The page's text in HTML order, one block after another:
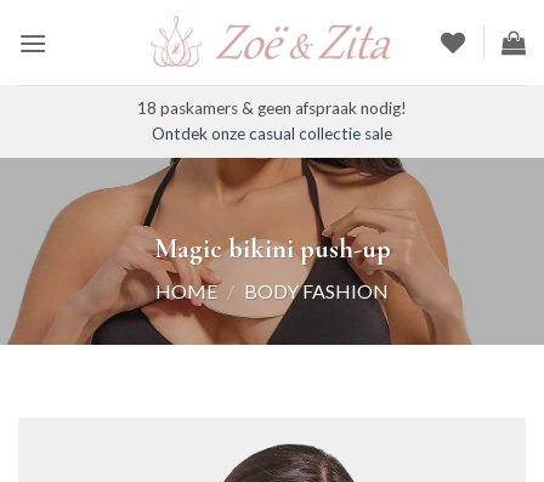
naar
18 paskamers & geen afspraak nodig!
Ontdek onze casual collectie sale
Magic bikini push-up
HOME / BODY FASHION